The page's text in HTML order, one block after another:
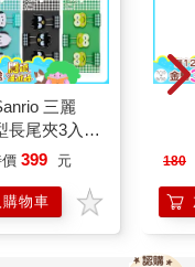
三麗
長尾夾3入組
凱蒂貓 Hello
399 元
購物車
180